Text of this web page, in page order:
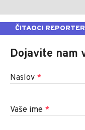
ČITAOCI
Dojavite nam
Naslov *
Vaše ime *